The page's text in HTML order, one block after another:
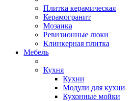
Плитка керамическая
Керамогранит
Мозаика
Ревизионные люки
Клинкерная плитка
Мебель
Кухня
Кухни
Модули для кухни
Кухонные мойки